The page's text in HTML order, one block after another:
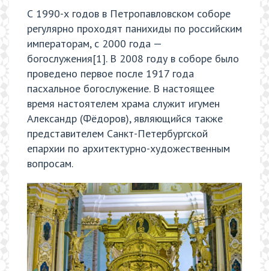
С 1990-х годов в Петропавловском соборе
регулярно проходят панихиды по российским
императорам, с 2000 года —
богослужения[1]. В 2008 году в соборе было
проведено первое после 1917 года
пасхальное богослужение. В настоящее
время настоятелем храма служит игумен
Александр (Фёдоров), являющийся также
представителем Санкт-Петербургской
епархии по архитектурно-художественным
вопросам.